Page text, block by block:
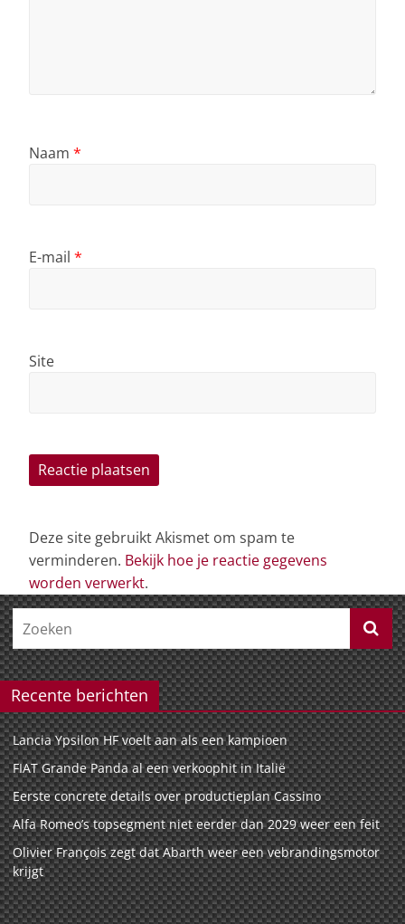
Naam *
E-mail *
Site
Deze site gebruikt Akismet om spam te
verminderen. Bekijk hoe je reactie gegevens
worden verwerkt.
Recente berichten
Lancia Ypsilon HF voelt aan als een kampioen
FIAT Grande Panda al een verkoophit in Italië
Eerste concrete details over productieplan Cassino
Alfa Romeo’s topsegment niet eerder dan 2029 weer een feit
Olivier François zegt dat Abarth weer een vebrandingsmotor
krijgt